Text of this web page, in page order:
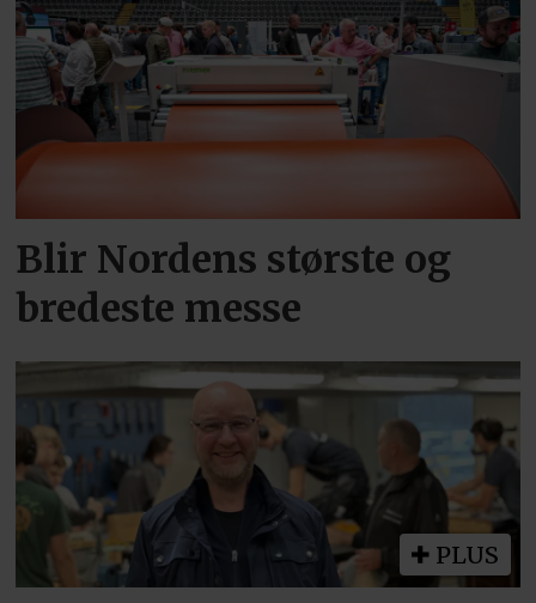
Blir Nordens største og
bredeste messe
PLUS